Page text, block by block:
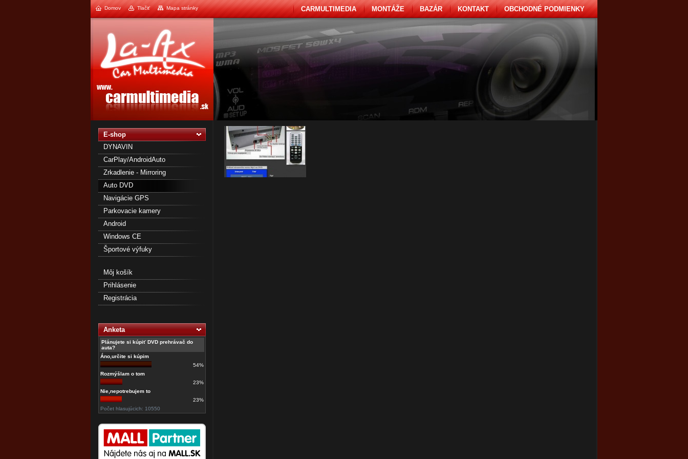
CARMULTIMEDIA MONTÁŽE BAZÁR KONTAKT OBCHODNÉ PODMIENKY
Domov Tlačiť Mapa stránky
E-shop
DYNAVIN
CarPlay/AndroidAuto
Zrkadlenie - Mirroring
Auto DVD
Navigácie GPS
Parkovacie kamery
Android
Windows CE
Športové výfuky
Môj košík
Prihlásenie
Registrácia
Anketa
Plánujete si kúpiť DVD prehrávač do
auta?
Áno,určite si kúpim
54%
Rozmýšlam o tom
23%
Nie,nepotrebujem to
23%
Počet hlasujúcich: 10550